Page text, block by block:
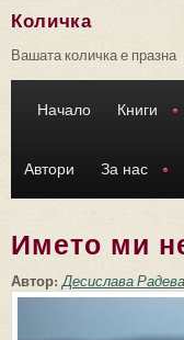
Количка
Вашата количка е празна
Начало Книги
Автори За нас
Името ми
Автор:Десислава Радева